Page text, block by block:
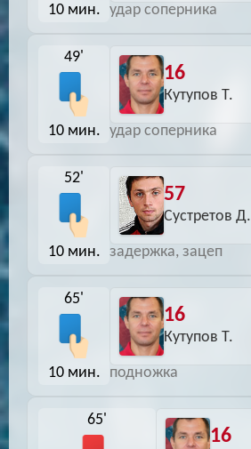
10 мин. удар соперника
49'
10 мин.
16
Кутупов Т.
удар соперника
52'
10 мин.
57
Сустретов Д.
задержка, зацеп
65'
10 мин.
16
Кутупов Т.
подножка
65'
16